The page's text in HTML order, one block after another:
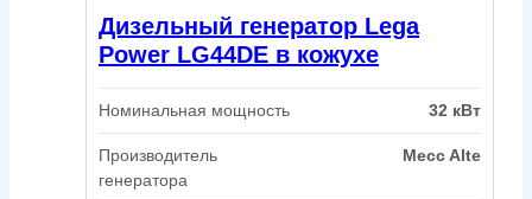
Дизельный генератор Lega
Power LG44DE в кожухе
Номинальная мощность 32 кВт
Производитель
генератора
Mecc Alte